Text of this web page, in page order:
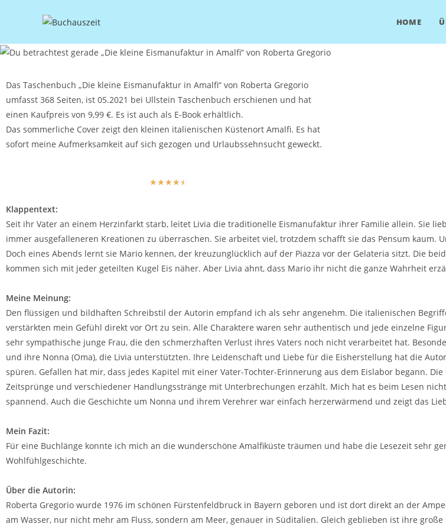
HOME
Das Taschenbuch „Die kleine Eismanufaktur in Amalfi“ von Roberta Gregorio
umfasst 368 Seiten, ist 05.2021 bei Ullstein Taschenbuch erschienen und hat
einen Kaufpreis von 9,99 €. Es ist auch als E-Book erhältlich.
Das sommerliche Cover zeigt den kleinen italienischen Küstenort Amalfi. Es hat
sofort meine Aufmerksamkeit auf sich gezogen und Urlaubssehnsucht geweckt.
☆☆☆☆☆
Klappentext:
Seit ihr Vater an einem Herzinfarkt starb, leitet Livia die traditionelle Eismanufaktur ihrer Familie allein. Sie
immer ausgefalleneren Kreationen zu überraschen. Sie arbeitet viel, trotzdem schafft sie das Pensum kaum.
Doch eines Abends lernt sie Mario kennen, der kreuzunglücklich auf der Piazza vor der Gelateria sitzt. Die
kommen sich mit jeder geteilten Kugel Eis näher. Aber Livia ahnt, dass Mario ihr nicht die ganze Wahrheit
Meine Meinung:
Den flüssigen und bildhaften Schreibstil der Autorin empfand ich als sehr angenehm. Die italienischen
verstärkten mein Gefühl direkt vor Ort zu sein. Alle Charaktere waren sehr authentisch und jede einzelne
sehr sympathische junge Frau, die den schmerzhaften Verlust ihres Vaters noch nicht verarbeitet hat.
und ihre Nonna (Oma), die Livia unterstützten. Ihre Leidenschaft und Liebe für die Eisherstellung hat die
spüren. Gefallen hat mir, dass jedes Kapitel mit einer Vater-Tochter-Erinnerung aus dem Eislabor begann.
Zeitsprünge und verschiedener Handlungsstränge mit Unterbrechungen erzählt. Mich hat es beim Lesen
spannend. Auch die Geschichte um Nonna und ihrem Verehrer war einfach herzerwärmend und zeigt das
Mein Fazit:
Für eine Buchlänge konnte ich mich an die wunderschöne Amalfiküste träumen und habe die Lesezeit sehr
Wohlfühlgeschichte.
Über die Autorin:
Roberta Gregorio wurde 1976 im schönen Fürstenfeldbruck in Bayern geboren und ist dort direkt an der
am Wasser, nur nicht mehr am Fluss, sondern am Meer, genauer in Süditalien. Gleich geblieben ist ihre